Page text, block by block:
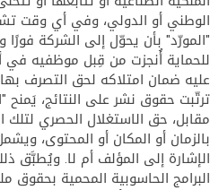
"المورّد" بأن يحوّل إلى الشركة
للحماية أُنجزت من قِبل موظفيه في
عليه ضمان امتلاكه لحق التصرف
مقابل، حق الاستغلال الحصري لتلك
بالزمان أو المكان أو المحتوى،
الإشارة إلى المؤلف أم لا. ويُطبَّق
البرامج الحاسوبية المحمية بحقوق